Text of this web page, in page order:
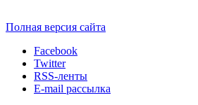
Полная версия сайта
Facebook
Twitter
RSS-ленты
E-mail рассылка